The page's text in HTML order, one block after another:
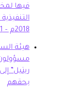
لمخالفتهم
بتلاعبهم
سابقون
إلى النيابة